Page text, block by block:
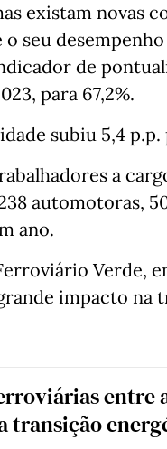
existam novas
seu desempenho
de
para 67,2%.
subiu 5,4 p.p.
a
automotoras,
ano.
Verde,
impacto na
entre
transição